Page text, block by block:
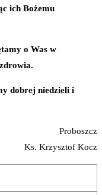
ich Bożemu
o Was w
dobrej niedzieli i
Proboszcz
Ks. Krzysztof Kocz